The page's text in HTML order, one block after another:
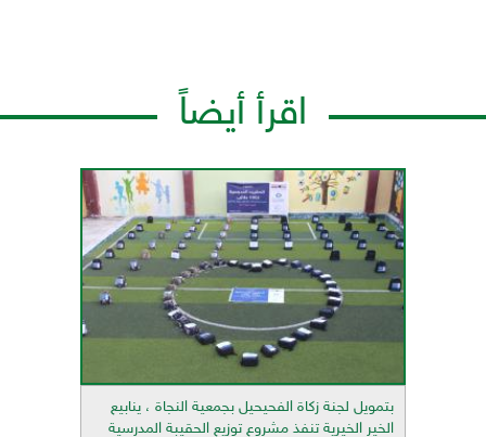
اقرأ أيضاً
بتمويل لجنة زكاة الفحيحيل بجمعية النجاة ، ينابيع
الخير الخيرية تنفذ مشروع توزيع الحقيبة المدرسية